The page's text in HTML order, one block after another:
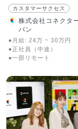
カスタマーサクセス
株式会社コネクタ
パン
●月給:24万 ~30万 円
●正社員（中途）
●一部リモート